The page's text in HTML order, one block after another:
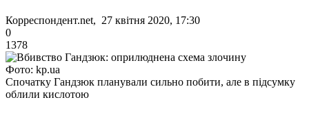
Корреспондент.net, 27 квітня 2020, 17:30
0
1378
Фото: kp.ua
Спочатку Гандзюк планували сильно побити, але в підсумку
облили кислотою